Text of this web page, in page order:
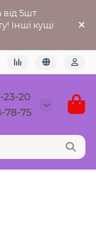
від 5шт
Інші кущі
23-20
78-75